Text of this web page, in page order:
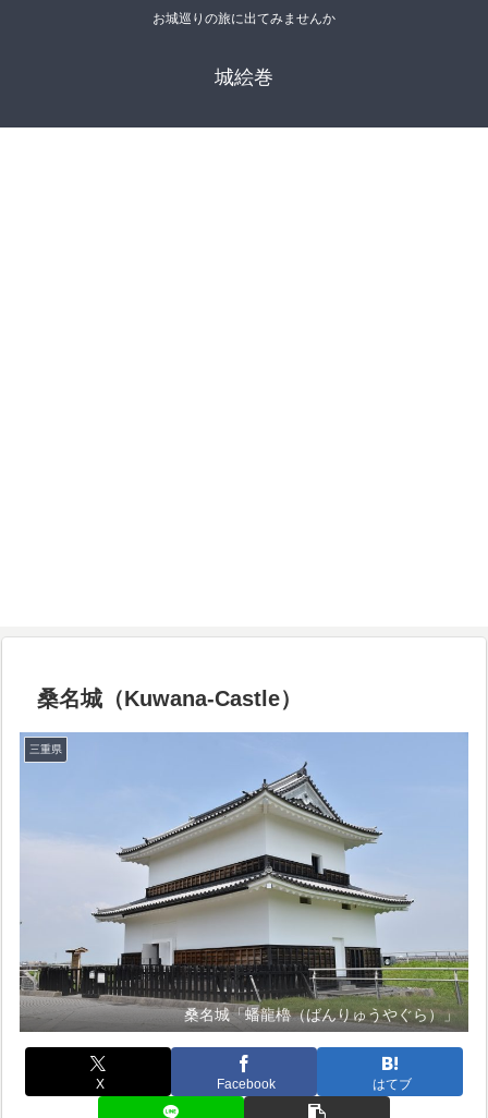
お城巡りの旅に出てみませんか
城絵巻
桑名城（Kuwana-Castle）
三重県
桑名城「蟠龍櫓（ばんりゅうやぐら）」
X Facebook はてブ